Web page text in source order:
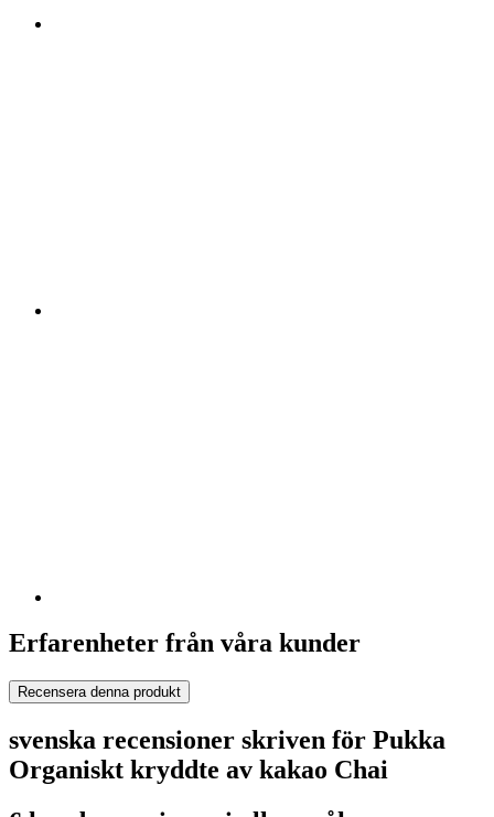
Erfarenheter från våra kunder
Recensera denna produkt
svenska recensioner skriven för Pukka
Organiskt kryddte av kakao Chai